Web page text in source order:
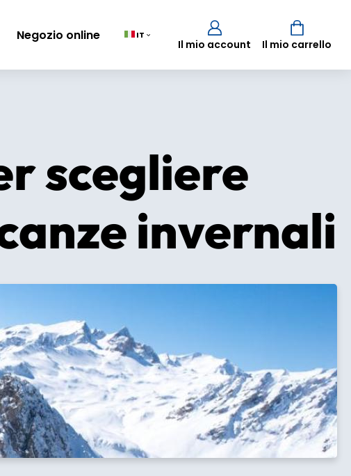
Negozio online IT
Il mio account Il mio carrello
TOTALE
VISUALIZZA IL CARRELLO
scegliere
invernali